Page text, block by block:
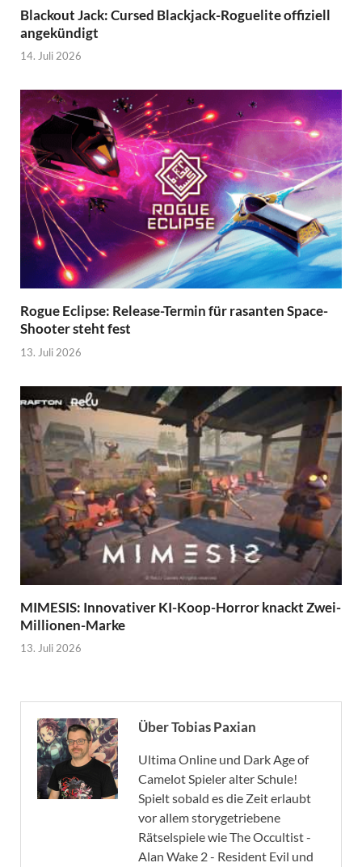
Blackout Jack: Cursed Blackjack-Roguelite offiziell
angekündigt
14. Juli 2026
Rogue Eclipse: Release-Termin für rasanten Space-
Shooter steht fest
13. Juli 2026
MIMESIS: Innovativer KI-Koop-Horror knackt Zwei-
Millionen-Marke
13. Juli 2026
Über Tobias Paxian
Ultima Online und Dark Age of
Camelot Spieler alter Schule!
Spielt sobald es die Zeit erlaubt
vor allem storygetriebene
Rätselspiele wie The Occultist -
Alan Wake 2 - Resident Evil und